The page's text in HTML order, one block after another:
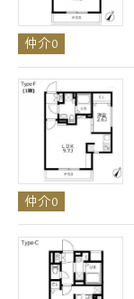
仲介0
仲介0